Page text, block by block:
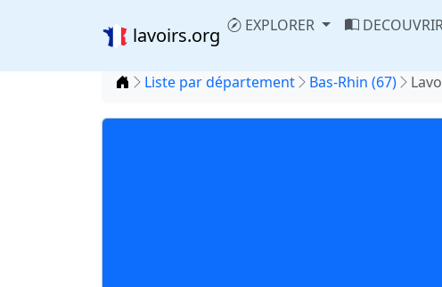
lavoirs.org EXPLORER
Accueil
Liste par département Bas-Rhin (67)